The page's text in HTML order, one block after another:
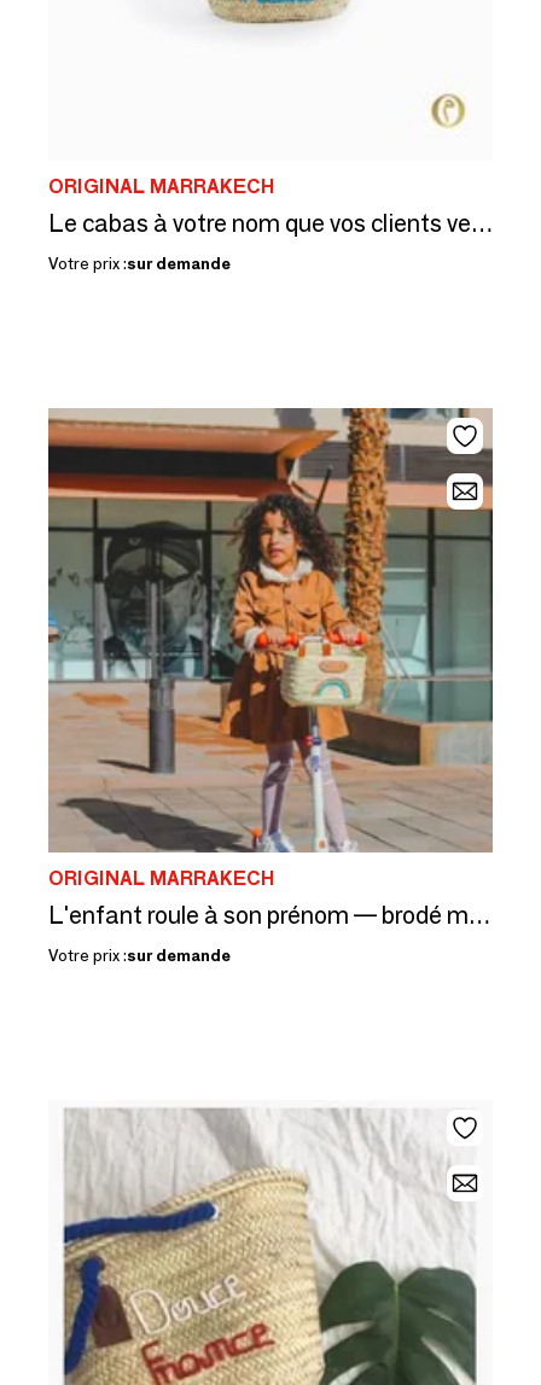
ORIGINAL MARRAKECH
Le cabas à votre nom que vos clients veulent garder, 26 couleurs
Votre prix :sur demande
ORIGINAL MARRAKECH
L'enfant roule à son prénom — brodé main, dans vos couleurs
Votre prix :sur demande